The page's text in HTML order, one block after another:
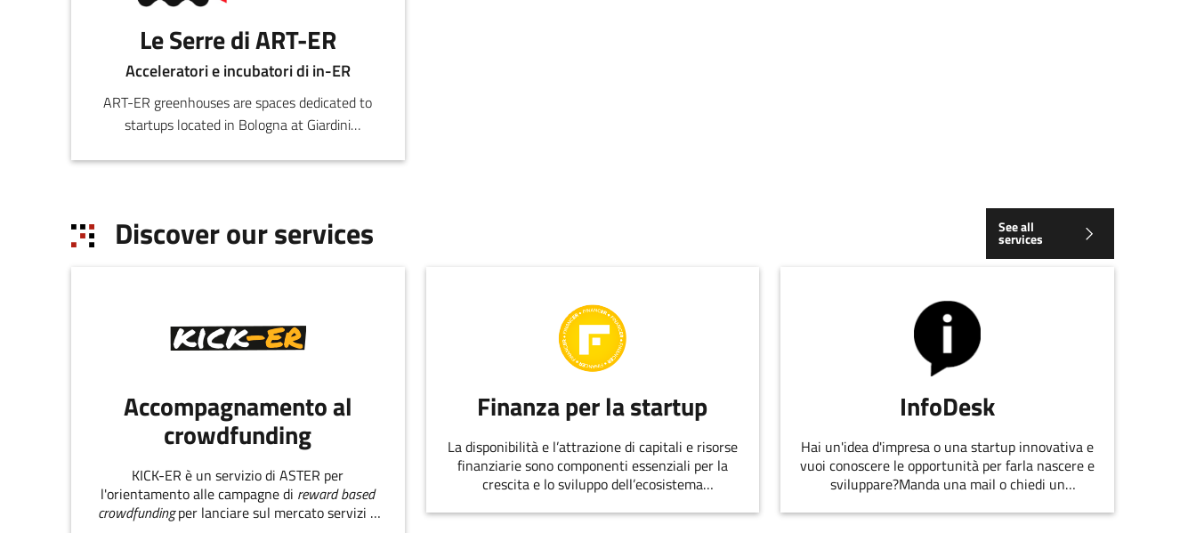
Le Serre di ART-ER
Acceleratori e incubatori di in-ER
ART-ER greenhouses are spaces dedicated to
startups located in Bologna at Giardini
Discover our services See all
services
Accompagnamento al
crowdfunding
KICK-ER è un servizio di ASTER per
l'orientamento alle campagne di reward based
crowdfundingper lanciare sul mercato servizi e
Finanza per la startup
La disponibilità e l’attrazione di capitali e risorse
finanziarie sono componenti essenziali per la
crescita e lo sviluppo dell’ecosistema
InfoDesk
Hai un'idea d'impresa o una startup innovativa e
vuoi conoscere le opportunità per farla nascere e
sviluppare?Manda una mail o chiedi un
EmiliaRomagnaStartUp.